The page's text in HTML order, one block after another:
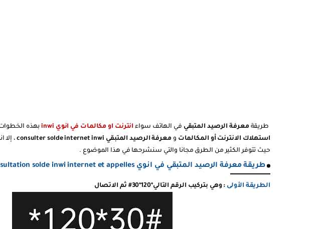
طريقةمعرفة الرصيد المتبقي في الهاتف سواء انترنت او مكالمات في انوي inwi
بهذه الخطوات
استهلاك الانترنت أو المكالمات ومعرفة الرصيد المتبقي consulter solde internet inwi ،
حيث تتوفر الكثير من الطرق مجانا والتي سنشرحها في هذا الموضوع .
طريقة معرفة الرصيد المتبقي في انوي consultation solde inwi internet et appelles
الطريقة الأولى : وهي بتركيب الرقم التالي*120*30# ثم الاتصال